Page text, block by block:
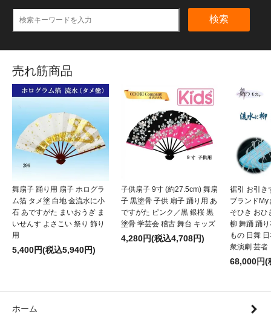
検索
売れ筋商品
舞扇子 踊り用 扇子 ホログラ
ム箔 タメ塗 白地 金流水に小
石 あですがた まいおうぎ ま
いせんす よさこい 祭り 飾り
用
5,400円(税込5,940円)
子供扇子 9寸 (約27.5cm) 舞扇
子 黒塗骨 子供 扇子 踊り用 あ
ですがた ピンク／黒 銀桜 黒
塗骨 学芸会 稽古 舞台 キッズ
4,280円(税込4,708円)
裾引 お引き
ブランドMy
そひき おひ
柳 舞踊 踊
もの 日舞
衆演劇 芸者
68,000円(
ホーム